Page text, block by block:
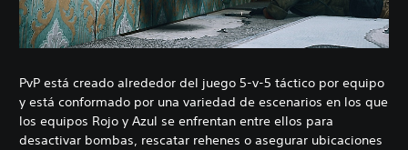
PvP está creado alrededor del juego 5-v-5 táctico por equipo
y está conformado por una variedad de escenarios en los que
los equipos Rojo y Azul se enfrentan entre ellos para
desactivar bombas, rescatar rehenes o asegurar ubicaciones